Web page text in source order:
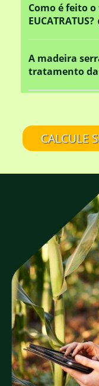
Como é feito
EUCATRATUS?
A madeira
tratamento
madeira de
Eucalipto
É confiável
A
tipos de
A
de quais
CALCULE